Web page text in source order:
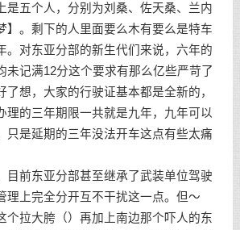
是五个人，分别为刘桑、佐天桑、兰内
】。剩下的人里面要么木有要么是特车
。对东亚分部的新生代们来说，六年的
未记满12分这个要求有那么亿些严苛了
了想，大家的行驶证基本都是全新的，
理的三年期限一共就是九年，九年可以
只是延期的三年没法开车这点有些太痛
目前东亚分部甚至继承了武装单位驾驶
理上完全分开互不干扰这一点。但～
个拉大胯（）再加上南边那个吓人的东